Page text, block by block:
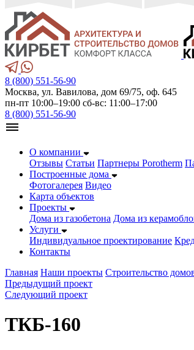
8 (800) 551-56-90
Москва, ул. Вавилова, дом 69/75, оф. 645
пн-пт 10:00–19:00 сб-вс: 11:00–17:00
8 (800) 551-56-90
О компании
Отзывы Статьи Партнеры Porotherm
Построенные дома
Фотогалерея Видео
Карта объектов
Проекты
Дома из газобетонa Дома из
Услуги
Индивидуальное проектирование
Контакты
Главная Наши проекты Строительство
Предыдущий проект
Следующий проект
ТКБ-160